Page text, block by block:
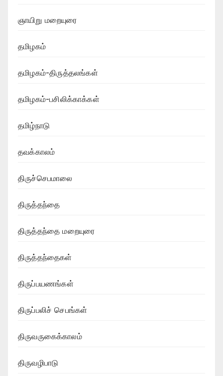
ஞாயிறு மறையுரை
தமிழகம்
தமிழகம்-திருத்தலங்கள்
தமிழகம்-பசிலிக்காக்கள்
தமிழ்நாடு
தவக்காலம்
திருச்செபமாலை
திருத்தந்தை
திருத்தந்தை மறையுரை
திருத்தந்தைகள்
திருப்பயணங்கள்
திருப்பலிச் செபங்கள்
திருவருகைக்காலம்
திருவழிபாடு